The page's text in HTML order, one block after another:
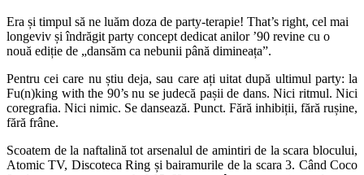
Era și timpul să ne luăm doza de party-terapie! That’s right, cel mai
longeviv și îndrăgit party concept dedicat anilor ’90 revine cu o
nouă ediție de „dansăm ca nebunii până dimineața”.
Pentru cei care nu știu deja, sau care ați uitat după ultimul party: la
Fu(n)king with the 90’s nu se judecă pașii de dans. Nici ritmul. Nici
coregrafia. Nici nimic. Se dansează. Punct. Fără inhibiții, fără rușine,
fără frâne.
Scoatem de la naftalină tot arsenalul de amintiri de la scara blocului,
Atomic TV, Discoteca Ring și bairamurile de la scara 3. Când Coco